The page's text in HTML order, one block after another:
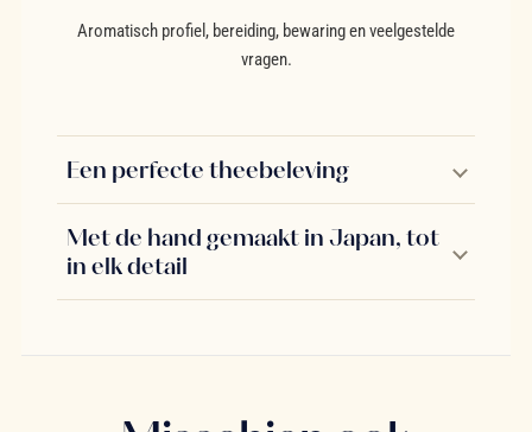
Aromatisch profiel, bereiding, bewaring en veelgestelde
vragen.
Een perfecte theebeleving
Met de hand gemaakt in Japan, tot
in elk detail